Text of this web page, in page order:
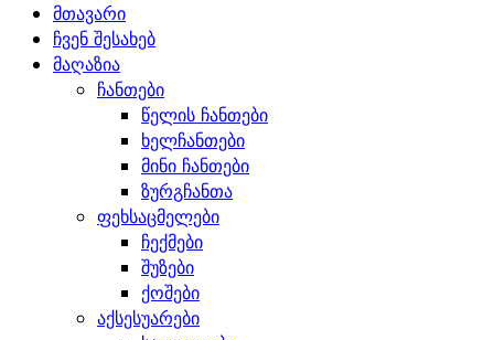
მთავარი
ჩვენ შესახებ
მაღაზია
ჩანთები
წელის ჩანთები
ხელჩანთები
მინი ჩანთები
ზურგჩანთა
ფეხსაცმელები
ჩექმები
შუზები
ქოშები
აქსესუარები